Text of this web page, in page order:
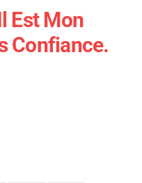
Est Mon
Confiance.